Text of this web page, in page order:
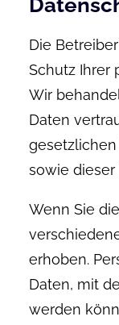
Die
Schutz Ihrer
Wir
Daten
sowie
Wenn Sie
erhoben.
Daten, mit
werden